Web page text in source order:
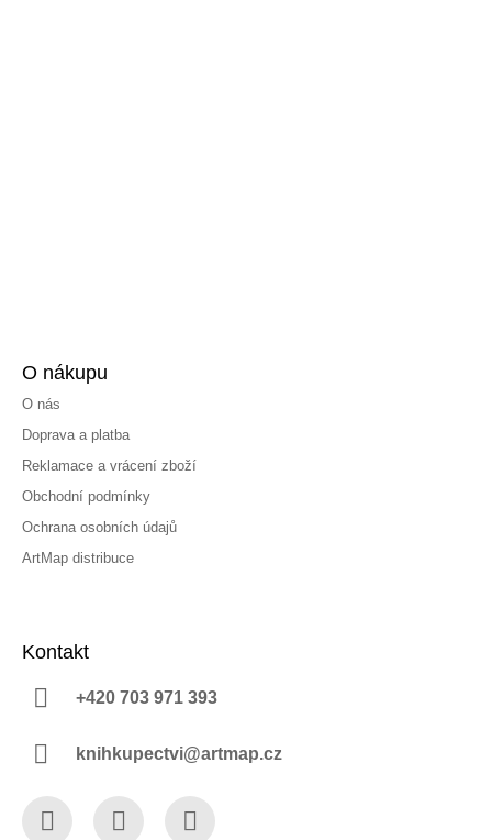
O nákupu
O nás
Doprava a platba
Reklamace a vrácení zboží
Obchodní podmínky
Ochrana osobních údajů
ArtMap distribuce
Kontakt
+420 703 971 393
knihkupectvi@artmap.cz